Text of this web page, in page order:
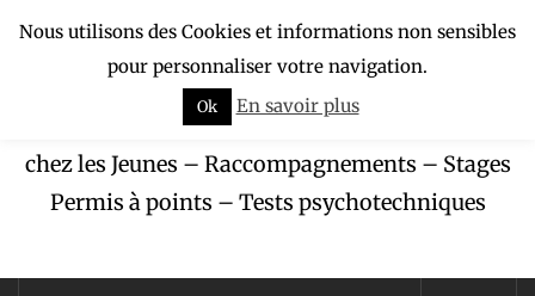
Skip
APAJ-ZÉBU
Association pour la Protection des Accidents
chez les Jeunes – Raccompagnements – Stages
Permis à points – Tests psychotechniques
Nous utilisons des Cookies et informations non sensibles
pour personnaliser votre navigation.
Ok En savoir plus